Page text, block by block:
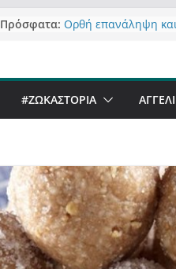
Πρόσφατα: Ορθή επανάληψη
Sky στην Καστοριά;
Πόσο σανό να
“μεταμορφώνουν”
σε τίτλους
#ZΩΚΑΣΤΟΡΙΑ